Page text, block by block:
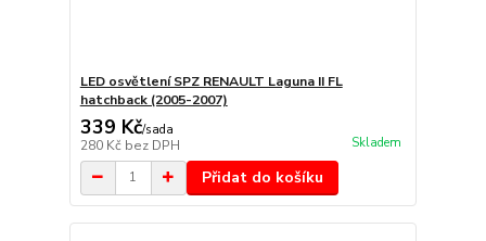
LED osvětlení SPZ RENAULT Laguna II FL
hatchback (2005-2007)
339 Kč/sada
280 Kč bez DPH Skladem
Přidat do košíku